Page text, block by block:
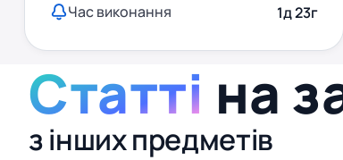
Час виконання 1д 23г
Статті на
з інших предметів